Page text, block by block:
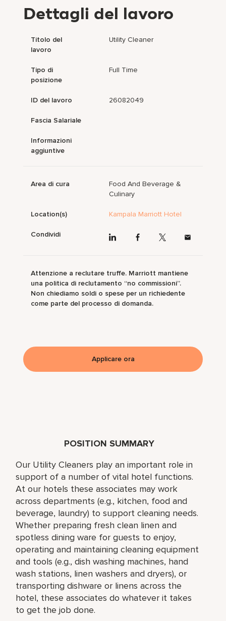
POSITION SUMMARY
Our Utility Cleaners play an important role in
support of a number of vital hotel functions.
At our hotels these associates may work
across departments (e.g., kitchen, food and
beverage, laundry) to support cleaning needs.
Whether preparing fresh clean linen and
spotless dining ware for guests to enjoy,
operating and maintaining cleaning equipment
and tools (e.g., dish washing machines, hand
wash stations, linen washers and dryers), or
transporting dishware or linens across the
hotel, these associates do whatever it takes
to get the job done.
Dettagli del lavoro
Titolo del
lavoro
Utility Cleaner
Tipo di
posizione
Full Time
ID del lavoro 26082049
Fascia Salariale
Informazioni
aggiuntive
Area di cura
Food And Beverage &
Culinary
Location(s) Kampala Marriott Hotel
Condividi
Attenzione a reclutare truffe. Marriott mantiene
una politica di reclutamento “no commissioni”.
Non chiediamo soldi o spese per un richiedente
come parte del processo di domanda.
Applicare ora